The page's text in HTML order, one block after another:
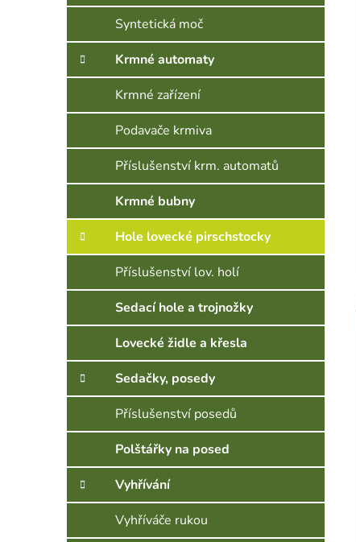
Syntetická moč
Krmné automaty
Krmné zařízení
Podavače krmiva
Příslušenství krm. automatů
Krmné bubny
Hole lovecké pirschstocky
Příslušenství lov. holí
Sedací hole a trojnožky
Lovecké židle a křesla
Sedačky, posedy
Příslušenství posedů
Polštářky na posed
Vyhřívání
Vyhříváče rukou